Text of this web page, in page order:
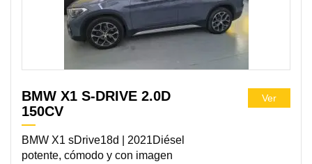
BMW X1 S-DRIVE 2.0D
150CV
BMW X1 sDrive18d | 2021Diésel
potente, cómodo y con imagen
Ver